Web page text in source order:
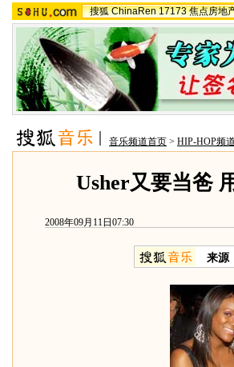
搜狐 ChinaRen 17173 焦点房地
音乐频道首页 > HIP-HOP频道
Usher又要当爸
2008年09月11日07:30
来源